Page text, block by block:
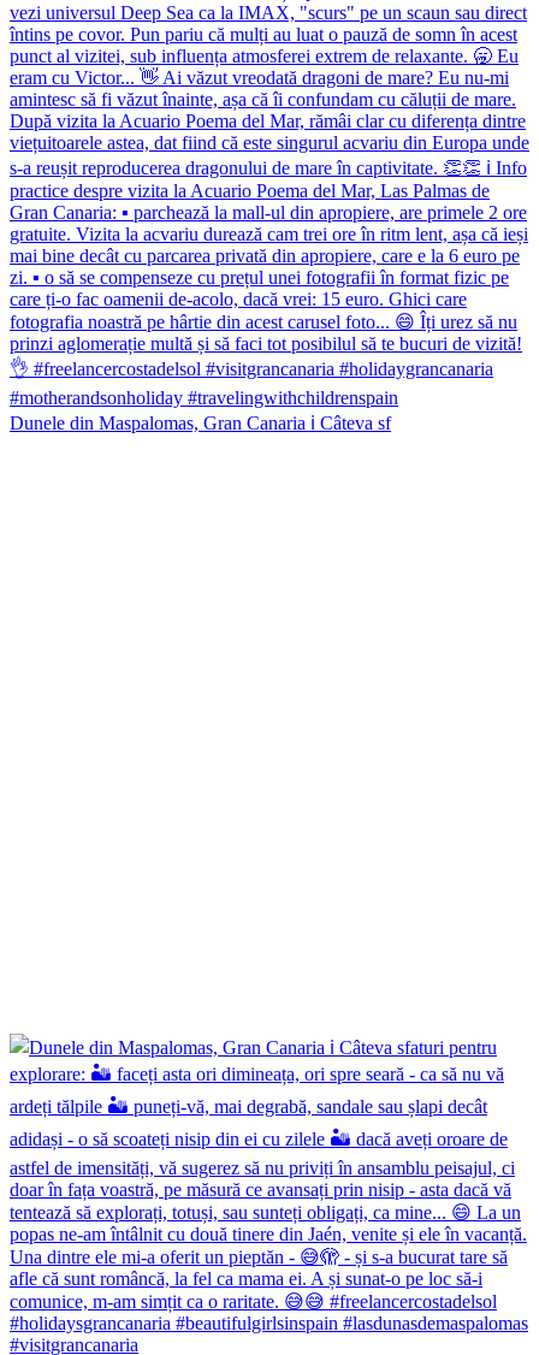
Dunele din Maspalomas, Gran Canaria ℹ️ Câteva sf